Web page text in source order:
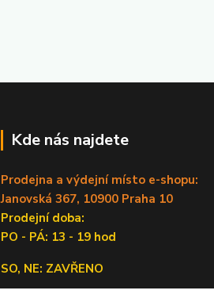
Kde nás najdete
Prodejna a výdejní místo e-shopu:
Janovská 367, 10900 Praha 10
Prodejní doba:
PO - PÁ: 13 - 19 hod
SO, NE: ZAVŘENO